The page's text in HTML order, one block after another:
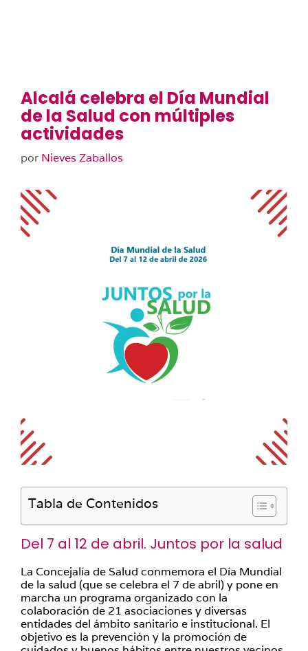
Alcalá celebra el Día Mundial
de la Salud con múltiples
actividades
por Nieves Zaballos
Tabla de Contenidos
Del 7 al 12 de abril. Juntos por la salud
La Concejalía de Salud conmemora el Día Mundial
de la salud (que se celebra el 7 de abril) y pone en
marcha un programa organizado con la
colaboración de 21 asociaciones y diversas
entidades del ámbito sanitario e institucional. El
objetivo es la prevención y la promoción de